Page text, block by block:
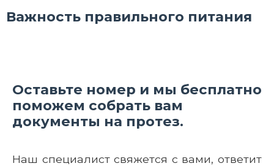
Важность правильного питания
Оставьте номер и мы бесплатно
поможем собрать вам
документы на протез.
Наш специалист свяжется с вами, ответит